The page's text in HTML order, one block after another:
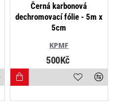
KPMF
Černá karbonová
dechromovací fólie - 5m x
5cm
500Kč